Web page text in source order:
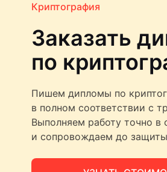
Криптография
Заказать
по
Пишем дипломы по
в полном соответствии с
Выполняем работу точно в
и сопровождаем до